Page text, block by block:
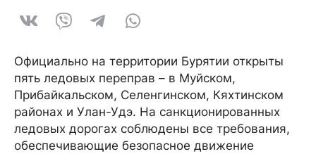
Официально на территории Бурятии открыты
пять ледовых переправ – в Муйском,
Прибайкальском, Селенгинском, Кяхтинском
районах и Улан-Удэ. На санкционированных
ледовых дорогах соблюдены все требования,
обеспечивающие безопасное движение